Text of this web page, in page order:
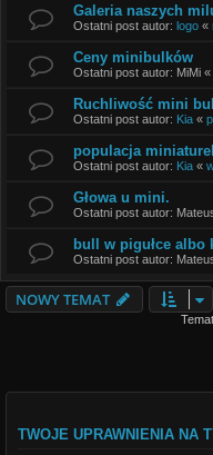
Galeria naszych
Ostatni post autor: logo «
Ceny minibulków
Ostatni post autor: MiMi «
Ruchliwość mini
Ostatni post autor: Kia «
populacja
Ostatni post autor: Kia «
Głowa u mini.
Ostatni post autor:
bull w pigułce albo
Ostatni post autor:
NOWY TEMAT
TWOJE UPRAWNIENIA NA